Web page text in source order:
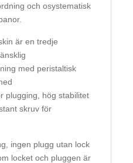
och osystematisk
är en tredje
med peristaltisk
plugging, hög stabilitet
skruv för
ingen plugg utan lock
locket och pluggen är